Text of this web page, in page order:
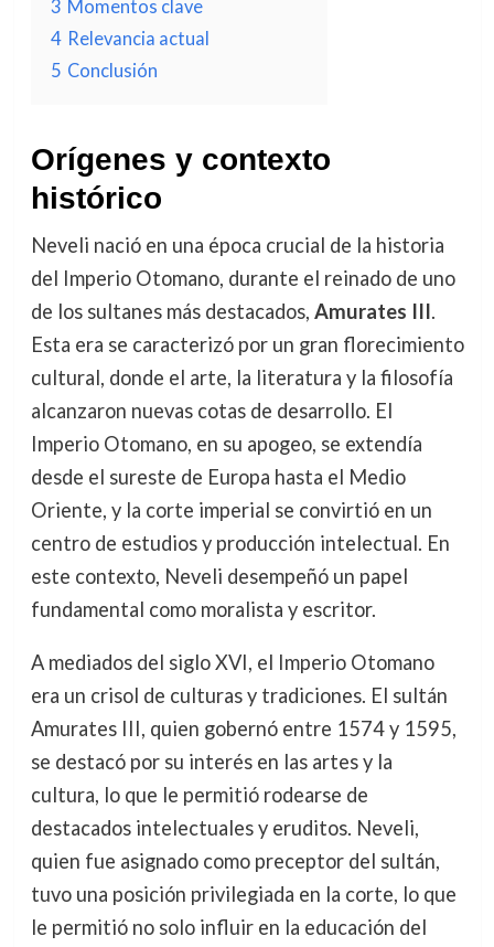
3 Momentos clave
4 Relevancia actual
5 Conclusión
Orígenes y contexto
histórico
Neveli nació en una época crucial de la historia
del Imperio Otomano, durante el reinado de uno
de los sultanes más destacados, Amurates III.
Esta era se caracterizó por un gran florecimiento
cultural, donde el arte, la literatura y la filosofía
alcanzaron nuevas cotas de desarrollo. El
Imperio Otomano, en su apogeo, se extendía
desde el sureste de Europa hasta el Medio
Oriente, y la corte imperial se convirtió en un
centro de estudios y producción intelectual. En
este contexto, Neveli desempeñó un papel
fundamental como moralista y escritor.
A mediados del siglo XVI, el Imperio Otomano
era un crisol de culturas y tradiciones. El sultán
Amurates III, quien gobernó entre 1574 y 1595,
se destacó por su interés en las artes y la
cultura, lo que le permitió rodearse de
destacados intelectuales y eruditos. Neveli,
quien fue asignado como preceptor del sultán,
tuvo una posición privilegiada en la corte, lo que
le permitió no solo influir en la educación del